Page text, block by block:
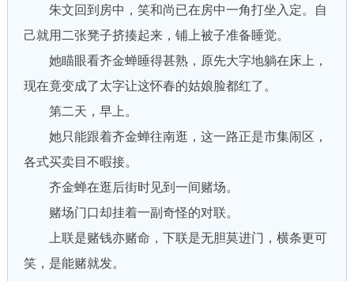
朱文回到房中，笑和尚已在房中一角打坐入定。自
己就用二张凳子挤揍起来，铺上被子准备睡觉。
她瞄眼看齐金蝉睡得甚熟，原先大字地躺在床上，
现在竟变成了太字让这怀春的姑娘脸都红了。
第二天，早上。
她只能跟着齐金蝉往南逛，这一路正是市集闹区，
各式买卖目不暇接。
齐金蝉在逛后街时见到一间赌场。
赌场门口却挂着一副奇怪的对联。
上联是赌钱亦赌命，下联是无胆莫进门，横条更可
笑，是能赌就发。